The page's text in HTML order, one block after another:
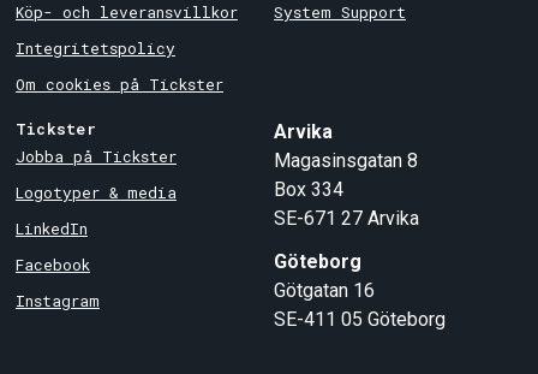
Köp- och leveransvillkor
Integritetspolicy
Om cookies på Tickster
System Support
Tickster
Jobba på Tickster
Logotyper & media
LinkedIn
Facebook
Instagram
Arvika
Magasinsgatan 8
Box 334
SE-671 27 Arvika
Göteborg
Götgatan 16
SE-411 05 Göteborg